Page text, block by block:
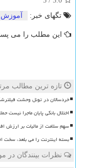
تگهای خبر:
آموزش
این مطلب را می
تازه ترین مطالب
خردسالان در تونل وحشت
اختلال بانکی پایان ماجرا نیست
سهم سلامت از مالیات بر ارزش افزوده به ۲۷ هزار
بسته اینترنت را می بلعد، سخت
نظرات بینندگان در